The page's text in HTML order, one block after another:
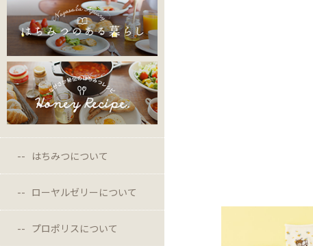
はちみつについて
ローヤルゼリーについて
プロポリスについて